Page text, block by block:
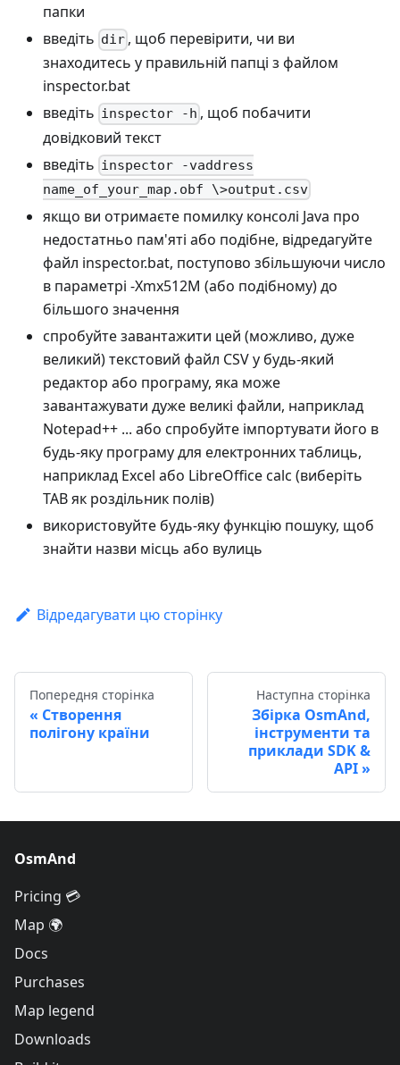
папки
введіть dir , щоб перевірити, чи ви
знаходитесь у правильній папці з файлом
inspector.bat
введіть inspector -h , щоб побачити
довідковий текст
введіть inspector -vaddress
name_of_your_map.obf \>output.csv
якщо ви отримаєте помилку консолі Java про
недостатньо пам'яті або подібне, відредагуйте
файл inspector.bat, поступово збільшуючи число
в параметрі -Xmx512M (або подібному) до
більшого значення
спробуйте завантажити цей (можливо, дуже
великий) текстовий файл CSV у будь-який
редактор або програму, яка може
завантажувати дуже великі файли, наприклад
Notepad++ ... або спробуйте імпортувати його в
будь-яку програму для електронних таблиць,
наприклад Excel або LibreOffice calc (виберіть
TAB як роздільник полів)
використовуйте будь-яку функцію пошуку, щоб
знайти назви місць або вулиць
Відредагувати цю сторінку
Попередня сторінка
Створення
полігону країни
Наступна сторінка
Збірка OsmAnd,
інструменти та
приклади SDK &
API
OsmAnd
Pricing 💳
Map 🌍
Docs
Purchases
Map legend
Downloads